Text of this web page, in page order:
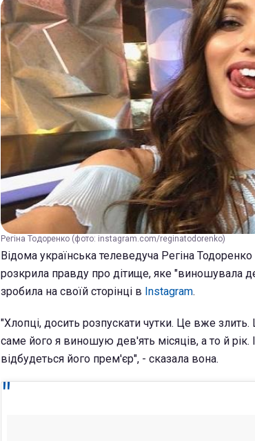
Регіна Тодоренко (фото: instagram.com/reginatodorenko)
Відома українська телеведуча Регіна Тодоренко
розкрила правду про дітище, яке "виношувала
зробила на своїй сторінці в Instagram.
"Хлопці, досить розпускати чутки. Це вже
саме його я виношую дев'ять місяців, а то й
відбудеться його прем'єр", - сказала вона.